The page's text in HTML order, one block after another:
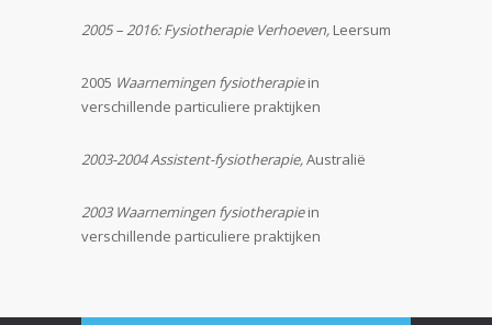
2005 – 2016: Fysiotherapie Verhoeven, Leersum
2005 Waarnemingen fysiotherapiein
verschillende particuliere praktijken
2003-2004 Assistent-fysiotherapie,Australië
2003 Waarnemingen fysiotherapiein
verschillende particuliere praktijken